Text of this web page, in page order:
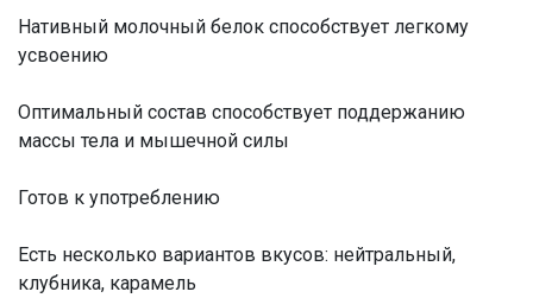
Нативный молочный белок способствует легкому
усвоению
Оптимальный состав способствует поддержанию
массы тела и мышечной силы
Готов к употреблению
Есть несколько вариантов вкусов: нейтральный,
клубника, карамель